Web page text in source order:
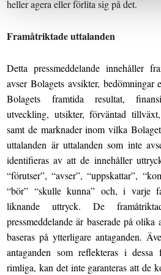
heller agera eller förlita sig på det.
Framåtriktade uttalanden
Detta pressmeddelande innehåller
avser Bolagets avsikter, bedömningar
Bolagets framtida resultat,
utveckling, utsikter, förväntad
samt de marknader inom vilka
uttalanden är uttalanden som inte
identifieras av att de innehåller
“förutser”, “avser”, “uppskattar”,
“bör” “skulle kunna” och, i varje
liknande uttryck. De
pressmeddelande är baserade på
baseras på ytterligare antaganden.
antaganden som reflekteras i dessa
rimliga, kan det inte garanteras att de